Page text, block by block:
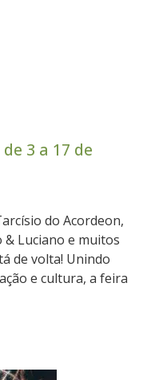
3 a 17 de
do Acordeon,
& Luciano e muitos
de volta! Unindo
e cultura, a feira